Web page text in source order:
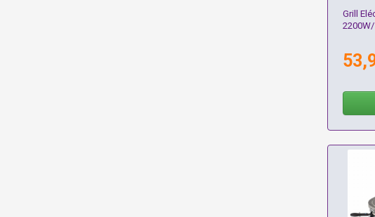
Grill